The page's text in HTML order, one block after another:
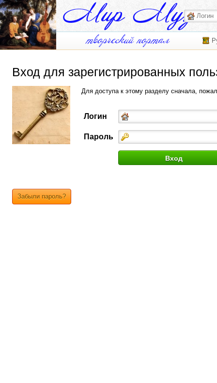
Вход для зарегистрированных
Для доступа к этому разделу сначала,
Логин
Пароль
Забыли пароль?